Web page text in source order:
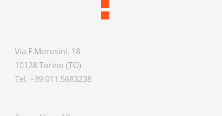
Via F.Morosini, 18
10128 Torino (TO)
Tel. +39 011.5683238